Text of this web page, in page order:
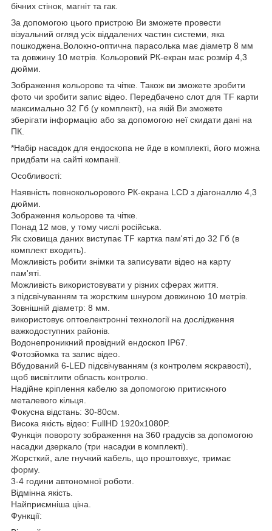
бічних стінок, магніт та гак.
За допомогою цього пристрою Ви зможете провести
візуальний огляд усіх віддалених частин системи, яка
пошкоджена.Волокно-оптична парасолька має діаметр 8 мм
та довжину 10 метрів. Кольоровий РК-екран має розмір 4,3
дюйми.
Зображення кольорове та чітке. Також ви зможете зробити
фото чи зробити запис відео. Передбачено слот для TF карти
максимально 32 Гб (у комплекті), на якій Ви зможете
зберігати інформацію або за допомогою неї скидати дані на
ПК.
*Набір насадок для ендоскопа не йде в комплекті, його можна
придбати на сайті компанії.
Особливості:
Наявність повнокольорового РК-екрана LCD з діагоналлю 4,3
дюйми.
Зображення кольорове та чітке.
Понад 12 мов, у тому числі російська.
Як сховища даних виступає TF картка пам'яті до 32 Гб (в
комплект входить).
Можливість робити знімки та записувати відео на карту
пам'яті.
Можливість використовувати у різних сферах життя.
з підсвічуванням та жорстким шнуром довжиною 10 метрів.
Зовнішній діаметр: 8 мм.
використовує оптоелектронні технології на дослідження
важкодоступних районів.
Водонепроникний провідний ендоскоп IP67.
Фотозйомка та запис відео.
Вбудований 6-LED підсвічуванням (з контролем яскравості),
щоб висвітлити область контролю.
Надійне кріплення кабелю за допомогою притискного
металевого кільця.
Фокусна відстань: 30-80см.
Висока якість відео: FullHD 1920х1080P.
Функція повороту зображення на 360 градусів за допомогою
насадки дзеркало (три насадки в комплекті).
Жорсткий, але гнучкий кабель, що проштовхує, тримає
форму.
3-4 години автономної роботи.
Відмінна якість.
Найприємніша ціна.
Функції: